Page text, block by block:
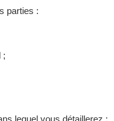
parties :
;